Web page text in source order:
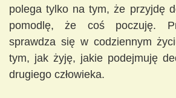
polega tylko na tym, że przyjdę
pomodlę, że coś poczuję.
sprawdza się w codziennym
tym, jak żyję, jakie podejmuję
drugiego człowieka.